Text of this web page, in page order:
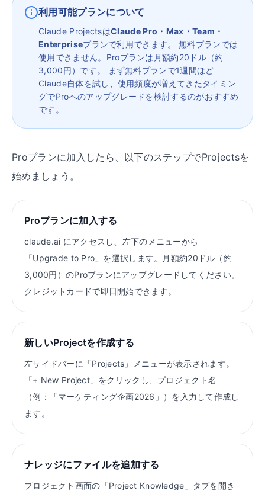
利用可能プランについて
Claude ProjectsはClaude Pro・Max・Team・
Enterpriseプランで利用できます。 無料プランでは
使用できません。Proプランは月額約20ドル（約
3,000円）です。 まず無料プランで1週間ほど
Claude自体を試し、使用頻度が増えてきたタイミン
グでProへのアップグレードを検討するのがおすすめ
です。
Proプランに加入したら、以下のステップでProjectsを
始めましょう。
Proプランに加入する
claude.ai にアクセスし、左下のメニューから
「Upgrade to Pro」を選択します。月額約20ドル（約
3,000円）のProプランにアップグレードしてください。
クレジットカードで即日開始できます。
新しいProjectを作成する
左サイドバーに「Projects」メニューが表示されます。
「+ New Project」をクリックし、プロジェクト名
（例：「マーケティング企画2026」）を入力して作成し
ます。
ナレッジにファイルを追加する
プロジェクト画面の「Project Knowledge」タブを開き